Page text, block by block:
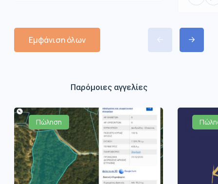
Εμφάνιση όλων
Παρόμοιες αγγελίες
Πώληση